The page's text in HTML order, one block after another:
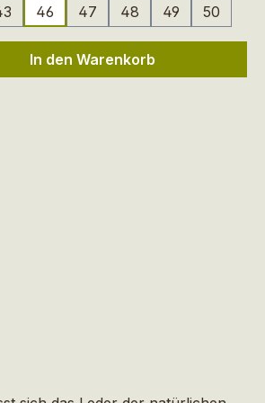
46 47 48 49 50
gewünschten Wert
In den Warenkorb